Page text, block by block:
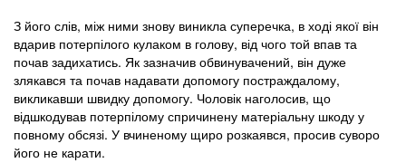
З його слів, між ними знову виникла суперечка, в ході якої він
вдарив потерпілого кулаком в голову, від чого той впав та
почав задихатись. Як зазначив обвинувачений, він дуже
злякався та почав надавати допомогу постраждалому,
викликавши швидку допомогу. Чоловік наголосив, що
відшкодував потерпілому спричинену матеріальну шкоду у
повному обсязі. У вчиненому щиро розкаявся, просив суворо
його не карати.